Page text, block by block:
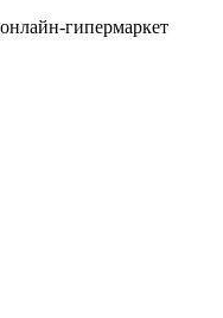
гипермаркет